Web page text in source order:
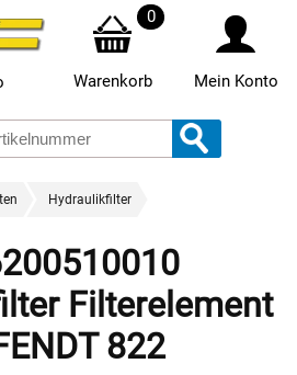
0
Warenkorb Mein Konto
Hydraulikfilter
Filterelement
822